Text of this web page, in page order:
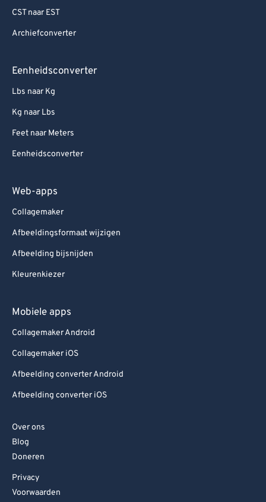
CST naar EST
Archiefconverter
Eenheidsconverter
Lbs naar Kg
Kg naar Lbs
Feet naar Meters
Eenheidsconverter
Web-apps
Collagemaker
Afbeeldingsformaat wijzigen
Afbeelding bijsnijden
Kleurenkiezer
Mobiele apps
Collagemaker Android
Collagemaker iOS
Afbeelding converter Android
Afbeelding converter iOS
Over ons
Blog
Doneren
Privacy
Voorwaarden